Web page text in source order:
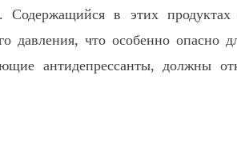
Содержащийся в этих продуктах
давления, что особенно опасно
антидепрессанты, должны